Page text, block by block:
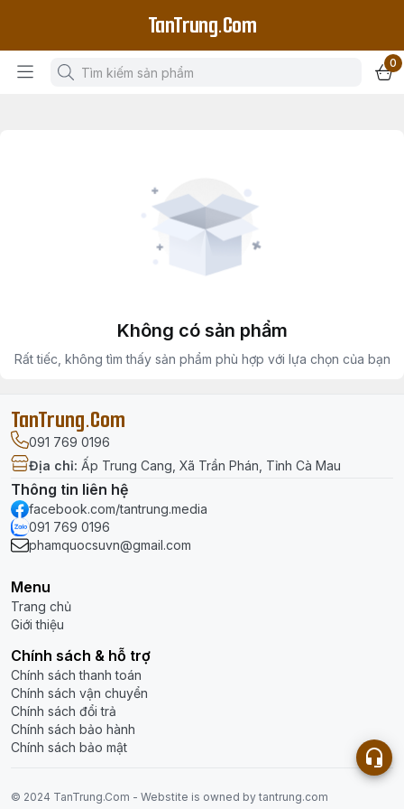
TanTrung.Com
0
Không có sản phẩm
Rất tiếc, không tìm thấy sản phẩm phù hợp với lựa chọn của bạn
TanTrung.Com
091 769 0196
Địa chỉ: Ấp Trung Cang, Xã Trần Phán, Tỉnh Cà Mau
Thông tin liên hệ
facebook.com/tantrung.media
091 769 0196
phamquocsuvn@gmail.com
Menu
Trang chủ
Giới thiệu
Chính sách & hỗ trợ
Chính sách thanh toán
Chính sách vận chuyển
Chính sách đổi trả
Chính sách bảo hành
Chính sách bảo mật
© 2024 TanTrung.Com - Webstite is owned by tantrung.com